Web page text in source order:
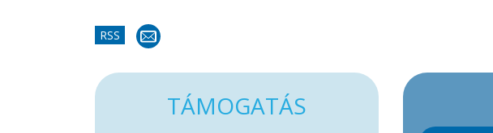
RSS
TÁMOGATÁS